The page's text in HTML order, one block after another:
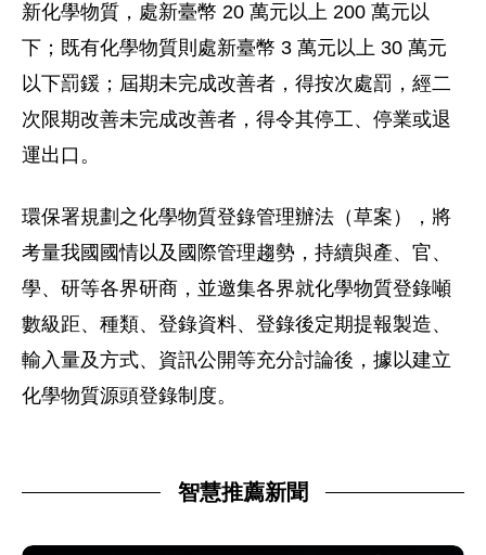
新化學物質，處新臺幣 20 萬元以上 200 萬元以
下；既有化學物質則處新臺幣 3 萬元以上 30 萬元
以下罰鍰；屆期未完成改善者，得按次處罰，經二
次限期改善未完成改善者，得令其停工、停業或退
運出口。
環保署規劃之化學物質登錄管理辦法（草案），將
考量我國國情以及國際管理趨勢，持續與產、官、
學、研等各界研商，並邀集各界就化學物質登錄噸
數級距、種類、登錄資料、登錄後定期提報製造、
輸入量及方式、資訊公開等充分討論後，據以建立
化學物質源頭登錄制度。
智慧推薦新聞